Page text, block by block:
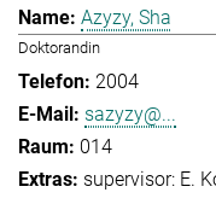
Azyzy, Sha
Doktorandin
2004
sazyzy@...
014
supervisor: E.